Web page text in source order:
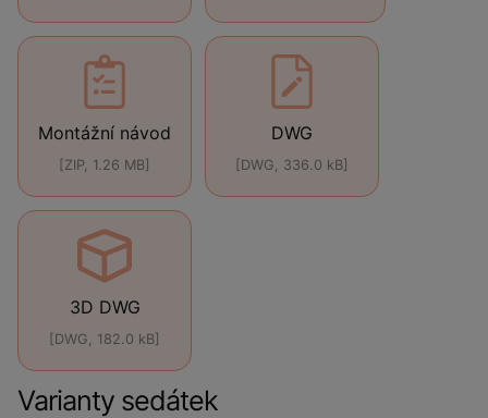
Montážní návod
[ZIP, 1.26 MB]
DWG
[DWG, 336.0 kB]
3D DWG
[DWG, 182.0 kB]
Varianty sedátek